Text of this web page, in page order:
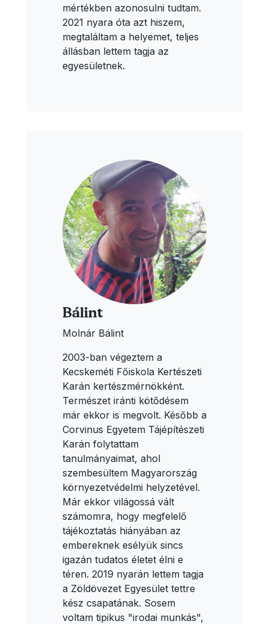
mértékben azonosulni tudtam.
2021 nyara óta azt hiszem,
megtaláltam a helyemet, teljes
állásban lettem tagja az
egyesületnek.
Bálint
Molnár Bálint
2003-ban végeztem a
Kecskeméti Főiskola Kertészeti
Karán kertészmérnökként.
Természet iránti kötődésem
már ekkor is megvolt. Később a
Corvinus Egyetem Tájépítészeti
Karán folytattam
tanulmányaimat, ahol
szembesültem Magyarország
környezetvédelmi helyzetével.
Már ekkor világossá vált
számomra, hogy megfelelő
tájékoztatás hiányában az
embereknek esélyük sincs
igazán tudatos életet élni e
téren. 2019 nyarán lettem tagja
a Zöldövezet Egyesület tettre
kész csapatának. Sosem
voltam tipikus "irodai munkás",